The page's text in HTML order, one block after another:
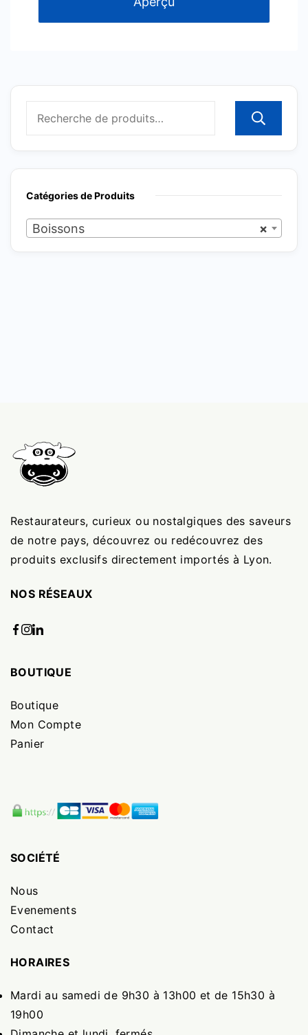
Catégories de Produits
×
Boissons
Restaurateurs, curieux ou nostalgiques des saveurs
de notre pays, découvrez ou redécouvrez des
produits exclusifs directement importés à Lyon.
NOS RÉSEAUX
BOUTIQUE
Boutique
Mon Compte
Panier
SOCIÉTÉ
Nous
Evenements
Contact
HORAIRES
Mardi au samedi de 9h30 à 13h00 et de 15h30 à
19h00